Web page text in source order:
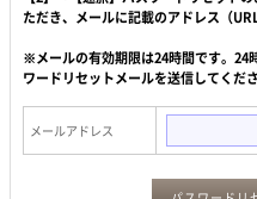
ただき、メールに記載のアドレス（
※メールの有効期限は24時間です。24
ワードリセットメールを送信してくださ
メールアドレス